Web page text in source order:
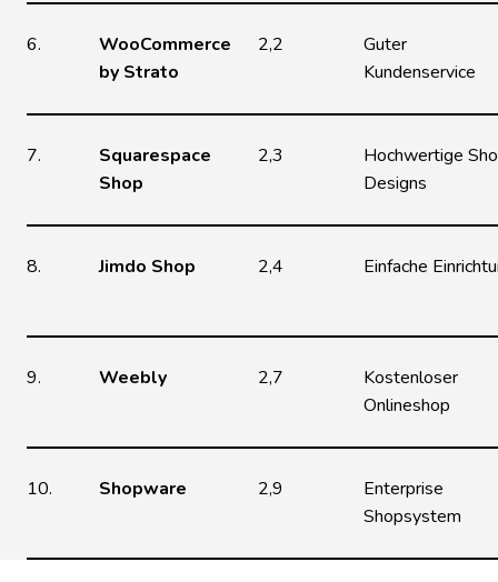
6.
WooCommerce
by Strato
2,2
Guter
Kundenservice
7.
Squarespace
Shop
2,3
Hochwertige
Designs
8. Jimdo Shop 2,4 Einfache
9. Weebly 2,7
Kostenloser
Onlineshop
10. Shopware 2,9
Enterprise
Shopsystem